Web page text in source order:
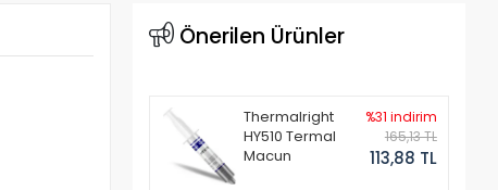
Önerilen Ürünler
Thermalright
HY510 Termal
Macun
%31 indirim
165,13 TL
113,88 TL